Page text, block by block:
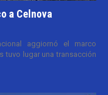
a Celnova
aggiornó el marco
tuvo lugar una transacción